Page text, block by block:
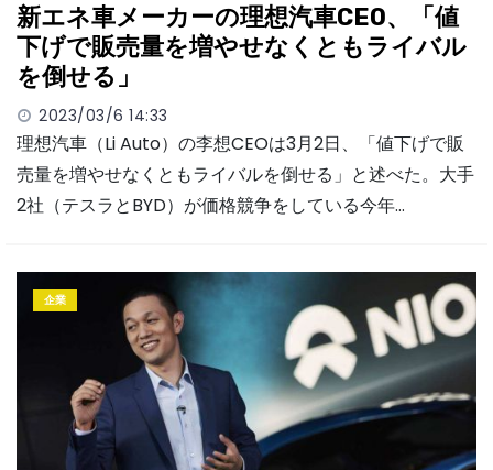
新エネ車メーカーの理想汽車CEO、「値
下げで販売量を増やせなくともライバル
を倒せる」
2023/03/6 14:33
理想汽車（Li Auto）の李想CEOは3月2日、「値下げで販
売量を増やせなくともライバルを倒せる」と述べた。大手
2社（テスラとBYD）が価格競争をしている今年…
企業